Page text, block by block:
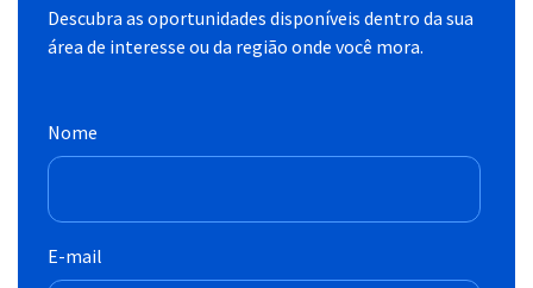
Descubra as oportunidades disponíveis dentro da sua
área de interesse ou da região onde você mora.
Nome
E-mail